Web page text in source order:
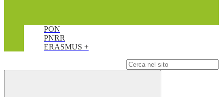
PON
PNRR
ERASMUS +